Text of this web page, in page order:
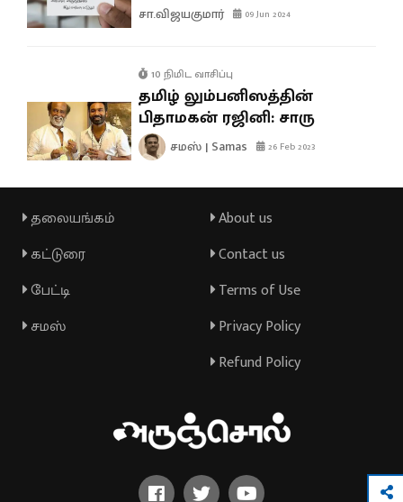
சா.விஜயகுமார் 09 Jun 2024
10 நிமிட வாசிப்பு
தமிழ் லும்பனிஸத்தின்
பிதாமகன் ரஜினி: சாரு
சமஸ் | Samas 26 Feb 2023
தலையங்கம்
கட்டுரை
பேட்டி
சமஸ்
About us
Contact us
Terms of Use
Privacy Policy
Refund Policy